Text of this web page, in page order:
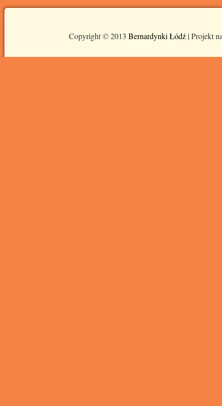
Copyright © 2013 Bernardynki Łódź| Projekt